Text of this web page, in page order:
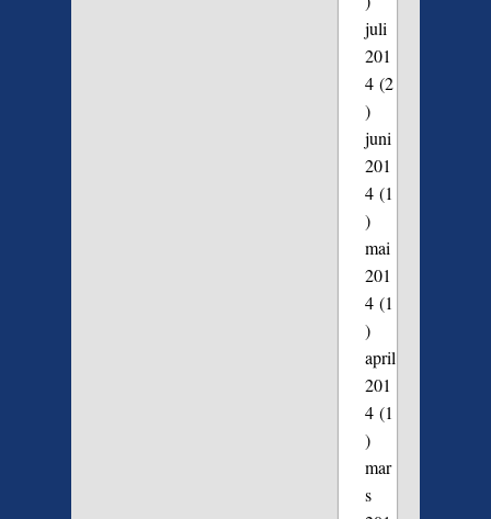
juli
201
4(2
)
juni
201
4(1
)
mai
201
4(1
)
april
201
4(1
)
mar
s